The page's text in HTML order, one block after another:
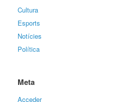
Cultura
Esports
Notícies
Política
Meta
Acceder